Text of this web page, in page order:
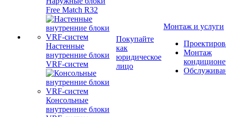
Free Match R32
Настенные
внутренние блоки
VRF-систем
Консольные
внутренние блоки
Покупайте
как
юридическое
лицо
Монтаж и услуги
Монтаж